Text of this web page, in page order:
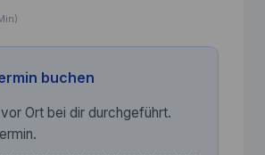
buchen
Ort bei dir durchgeführt.